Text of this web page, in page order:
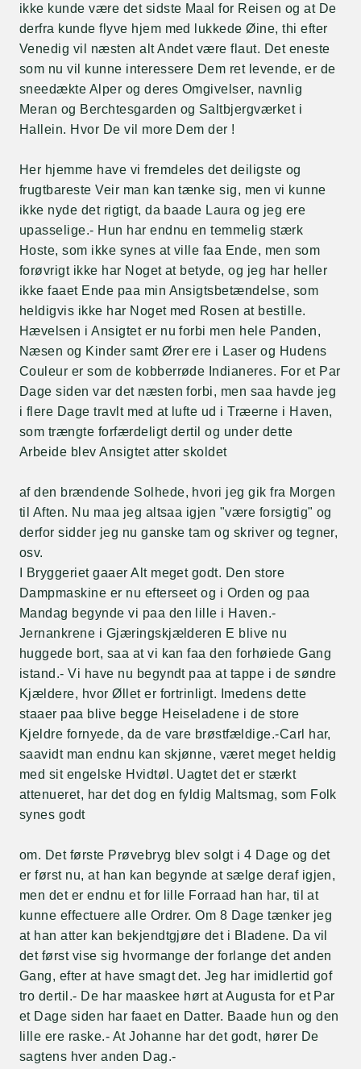
ikke kunde være det sidste Maal for Reisen og at De
derfra kunde flyve hjem med lukkede Øine, thi efter
Venedig vil næsten alt Andet være flaut. Det eneste
som nu vil kunne interessere Dem ret levende, er de
sneedækte Alper og deres Omgivelser, navnlig
Meran og Berchtesgarden og Saltbjergværket i
Hallein. Hvor De vil more Dem der !
Her hjemme have vi fremdeles det deiligste og
frugtbareste Veir man kan tænke sig, men vi kunne
ikke nyde det rigtigt, da baade Laura og jeg ere
upasselige.- Hun har endnu en temmelig stærk
Hoste, som ikke synes at ville faa Ende, men som
forøvrigt ikke har Noget at betyde, og jeg har heller
ikke faaet Ende paa min Ansigtsbetændelse, som
heldigvis ikke har Noget med Rosen at bestille.
Hævelsen i Ansigtet er nu forbi men hele Panden,
Næsen og Kinder samt Ører ere i Laser og Hudens
Couleur er som de kobberrøde Indianeres. For et Par
Dage siden var det næsten forbi, men saa havde jeg
i flere Dage travlt med at lufte ud i Træerne i Haven,
som trængte forfærdeligt dertil og under dette
Arbeide blev Ansigtet atter skoldet
af den brændende Solhede, hvori jeg gik fra Morgen
til Aften. Nu maa jeg altsaa igjen "være forsigtig" og
derfor sidder jeg nu ganske tam og skriver og tegner,
osv.
I Bryggeriet gaaer Alt meget godt. Den store
Dampmaskine er nu efterseet og i Orden og paa
Mandag begynde vi paa den lille i Haven.-
Jernankrene i Gjæringskjælderen E blive nu
huggede bort, saa at vi kan faa den forhøiede Gang
istand.- Vi have nu begyndt paa at tappe i de søndre
Kjældere, hvor Øllet er fortrinligt. Imedens dette
staaer paa blive begge Heiseladene i de store
Kjeldre fornyede, da de vare brøstfældige.-Carl har,
saavidt man endnu kan skjønne, været meget heldig
med sit engelske Hvidtøl. Uagtet det er stærkt
attenueret, har det dog en fyldig Maltsmag, som Folk
synes godt
om. Det første Prøvebryg blev solgt i 4 Dage og det
er først nu, at han kan begynde at sælge deraf igjen,
men det er endnu et for lille Forraad han har, til at
kunne effectuere alle Ordrer. Om 8 Dage tænker jeg
at han atter kan bekjendtgjøre det i Bladene. Da vil
det først vise sig hvormange der forlange det anden
Gang, efter at have smagt det. Jeg har imidlertid gof
tro dertil.- De har maaskee hørt at Augusta for et Par
et Dage siden har faaet en Datter. Baade hun og den
lille ere raske.- At Johanne har det godt, hører De
sagtens hver anden Dag.-